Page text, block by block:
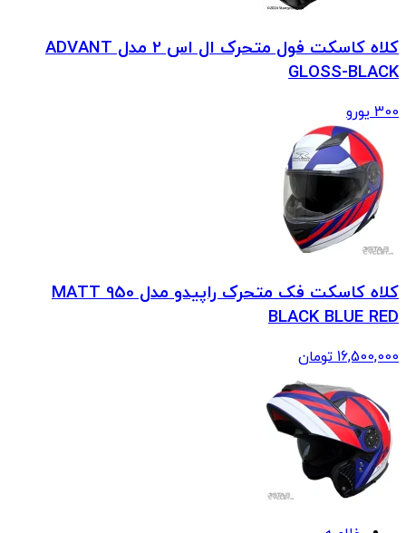
کلاه کاسکت فول متحرک ال اس 2 مدل ADVANT
GLOSS-BLACK
300 یورو
کلاه کاسکت فک متحرک راپیدو مدل 950 MATT
BLACK BLUE RED
16,500,000 تومان